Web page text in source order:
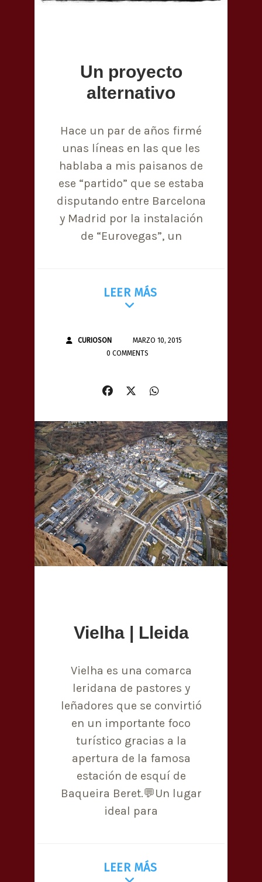
Un proyecto
alternativo
Hace un par de años firmé
unas líneas en las que les
hablaba a mis paisanos de
ese “partido” que se estaba
disputando entre Barcelona
y Madrid por la instalación
de “Eurovegas”, un
LEER MÁS
CURIOSON
MARZO 10, 2015
0 COMMENTS
Vielha | Lleida
Vielha es una comarca
leridana de pastores y
leñadores que se convirtió
en un importante foco
turístico gracias a la
apertura de la famosa
estación de esquí de
Baqueira Beret.💬Un lugar
ideal para
LEER MÁS